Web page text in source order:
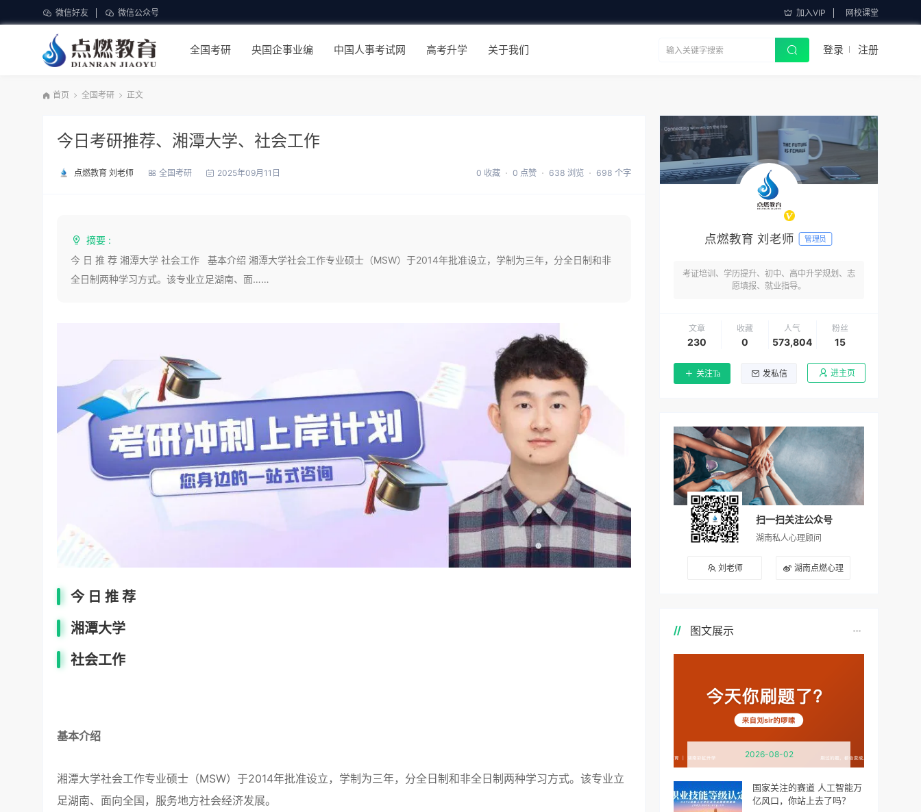
微信好友 微信公众号 加入VIP 网校课堂
全国考研 央国企事业编 中国人事考试网 高考升学 关于我们 登录 注册
首页 全国考研 正文
今日考研推荐、湘潭大学、社会工作
点燃教育 刘老师 全国考研 2025年09月11日 0 收藏 0 点赞 638 浏览 698 个字
摘要 :
今 日 推 荐 湘潭大学 社会工作 基本介绍 湘潭大学社会工作专业硕士（MSW）于2014年批准设立，学制为三年，分全日制和非
全日制两种学习方式。该专业立足湖南、面……
今 日 推 荐
湘潭大学
社会工作
基本介绍
湘潭大学社会工作专业硕士（MSW）于2014年批准设立，学制为三年，分全日制和非全日制两种学习方式。该专业立
足湖南、面向全国，服务地方社会经济发展。
点燃教育 刘老师 管理员
考证培训、学历提升、初中、高中升学规划、志
愿填报、就业指导。
文章
230
收藏
0
人气
573,804
粉丝
15
关注Ta 发私信 进主页
扫一扫关注公众号
湖南私人心理顾问
刘老师 湖南点燃心理
图文展示
2026-08-02
国家关注的赛道 人工智能万
亿风口，你站上去了吗？